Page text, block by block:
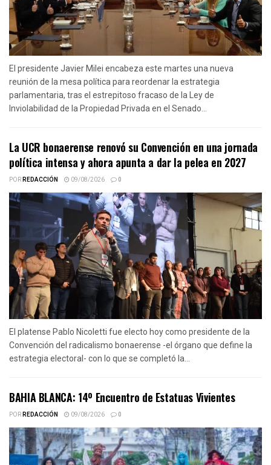
El presidente Javier Milei encabeza este martes una nueva
reunión de la mesa política para reordenar la estrategia
parlamentaria, tras el estrepitoso fracaso de la Ley de
Inviolabilidad de la Propiedad Privada en el Senado...
La UCR bonaerense renovó su Convención en una jornada
política intensa y ahora apunta a dar la pelea en 2027
PORREDACCIÓN 09/08/2026 0
El platense Pablo Nicoletti fue electo hoy como presidente de la
Convención del radicalismo bonaerense -el órgano que define la
estrategia electoral- con lo que se completó la...
BAHIA BLANCA: 14º Encuentro de Estatuas Vivientes
PORREDACCIÓN 09/08/2026 0